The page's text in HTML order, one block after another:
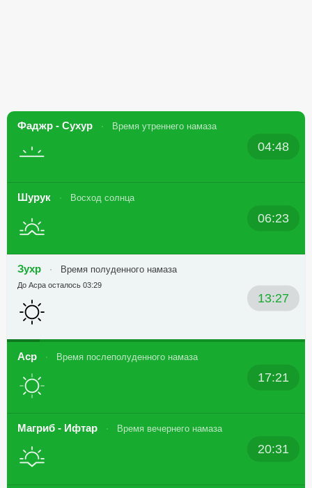
Фаджр - Сухур Время утреннего намаза
04:48
Шурук Восход солнца
06:23
Зухр Время полуденного намаза
13:27
До Асра осталось 03:29
Аср Время послеполуденного намаза
17:21
Магриб - Ифтар Время вечернего намаза
20:31